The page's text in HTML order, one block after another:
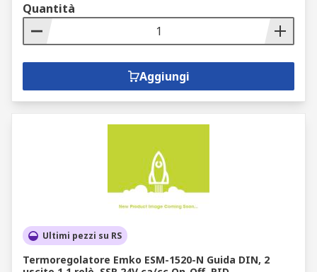
Quantità
Aggiungi
Ultimi pezzi su RS
Termoregolatore Emko ESM-1520-N Guida DIN, 2